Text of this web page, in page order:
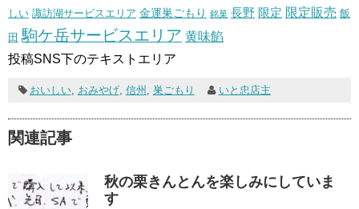
しい 諏訪湖サービスエリア 金運巣ごもり 銘菓 長野 限定 限定販売 飯
田 駒ケ岳サービスエリア 黄味餡
投稿SNS下のテキストエリア
おいしい, おみやげ, 信州 , 巣ごもり いと忠店主
関連記事
秋の栗きんとんを楽しみにしていま
す